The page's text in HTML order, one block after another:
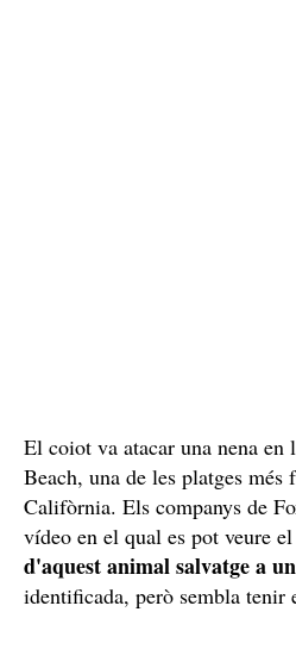
El coiot va atacar una nena
Beach, una de les platges més
Califòrnia. Els companys de
vídeo en el qual es pot veure
d'aquest animal salvatge a
identificada, però sembla tenir